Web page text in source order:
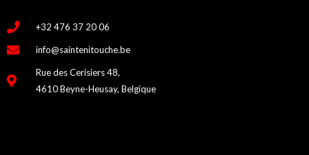
+32 476 37 20 06
info@saintenitouche.be
Rue des Cerisiers 48,
4610 Beyne-Heusay, Belgique